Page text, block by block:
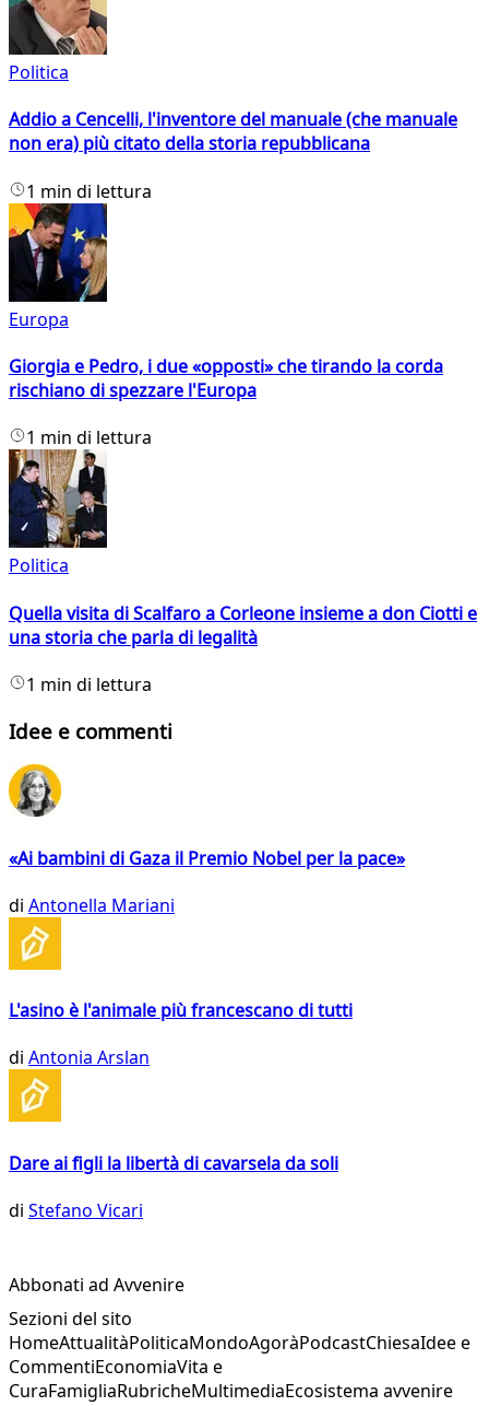
Politica
Addio a Cencelli, l'inventore del manuale (che manuale
non era) più citato della storia repubblicana
1 min di lettura
Europa
Giorgia e Pedro, i due «opposti» che tirando la corda
rischiano di spezzare l'Europa
1 min di lettura
Politica
Quella visita di Scalfaro a Corleone insieme a don Ciotti e
una storia che parla di legalità
1 min di lettura
Idee e commenti
«Ai bambini di Gaza il Premio Nobel per la pace»
di Antonella Mariani
L'asino è l'animale più francescano di tutti
di Antonia Arslan
Dare ai figli la libertà di cavarsela da soli
di Stefano Vicari
Abbonati ad Avvenire
Sezioni del sito
HomeAttualitàPoliticaMondoAgoràPodcastChiesaIdee e
CommentiEconomiaVita e
CuraFamigliaRubricheMultimediaEcosistema avvenire